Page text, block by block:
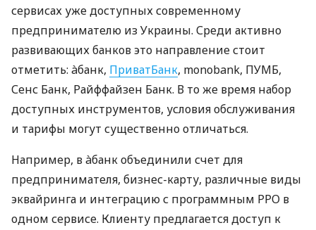
сервисах уже доступных современному
предпринимателю из Украины. Среди активно
развивающих банков это направление стоит
отметить: àбанк, ПриватБанк, monobank, ПУМБ,
Сенс Банк, Райффайзен Банк. В то же время набор
доступных инструментов, условия обслуживания
и тарифы могут существенно отличаться.
Например, в àбанк объединили счет для
предпринимателя, бизнес-карту, различные виды
эквайринга и интеграцию с программным РРО в
одном сервисе. Клиенту предлагается доступ к